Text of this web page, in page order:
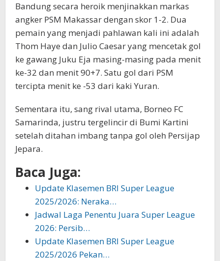
Bandung secara heroik menjinakkan markas
angker PSM Makassar dengan skor 1-2. Dua
pemain yang menjadi pahlawan kali ini adalah
Thom Haye dan Julio Caesar yang mencetak gol
ke gawang Juku Eja masing-masing pada menit
ke-32 dan menit 90+7. Satu gol dari PSM
tercipta menit ke -53 dari kaki Yuran.
Sementara itu, sang rival utama, Borneo FC
Samarinda, justru tergelincir di Bumi Kartini
setelah ditahan imbang tanpa gol oleh Persijap
Jepara.
Baca Juga:
Update Klasemen BRI Super League
2025/2026: Neraka…
Jadwal Laga Penentu Juara Super League
2026: Persib…
Update Klasemen BRI Super League
2025/2026 Pekan…